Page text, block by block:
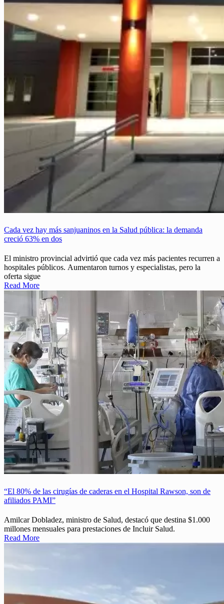
Cada vez hay más sanjuaninos en la Salud pública: la demanda
creció 63% en dos
El ministro provincial advirtió que cada vez más pacientes recurren a
hospitales públicos. Aumentaron turnos y especialistas, pero la
oferta sigue
Read More
“El 80% de las cirugías de caderas en el Hospital Rawson, son de
afiliados PAMI”
Amilcar Dobladez, ministro de Salud, destacó que destina $1.000
millones mensuales para prestaciones de Incluir Salud.
Read More